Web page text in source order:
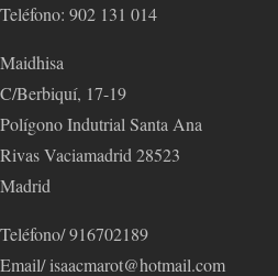
Teléfono: 902 131 014
Maidhisa
C/Berbiquí, 17-19
Polígono Indutrial Santa Ana
Rivas Vaciamadrid 28523
Madrid
Teléfono/ 916702189
Email/ isaacmarot@hotmail.com